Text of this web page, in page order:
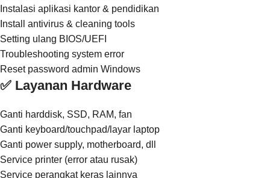
Instalasi aplikasi kantor & pendidikan
Install antivirus & cleaning tools
Setting ulang BIOS/UEFI
Troubleshooting system error
Reset password admin Windows
✅ Layanan Hardware
Ganti harddisk, SSD, RAM, fan
Ganti keyboard/touchpad/layar laptop
Ganti power supply, motherboard, dll
Service printer (error atau rusak)
Service perangkat keras lainnya